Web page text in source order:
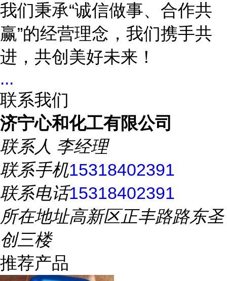
我们秉承“诚信做事、合作共
赢”的经营理念，我们携手共
进，共创美好未来！
...
联系我们
济宁心和化工有限公司
联系人 李经理
联系手机15318402391
联系电话15318402391
所在地址高新区正丰路路东圣
创三楼
推荐产品